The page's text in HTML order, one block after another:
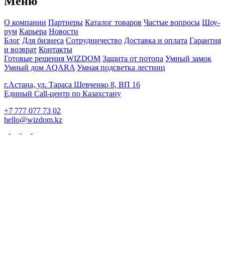
О компании Партнеры Каталог товаров Частые вопросы Шоу-
рум Карьера Новости
Блог Для бизнеса Сотрудничество Доставка и оплата Гарантия
и возврат Контакты
Готовые решения WIZDOM Защита от потопа Умный замок
Умный дом AQARA Умная подсветка лестниц
г.Астана, ул. Тараса Шевченко 8, ВП 16
Единый Call-центр по Казахстану
+7 777 077 73 02
hello@wizdom.kz